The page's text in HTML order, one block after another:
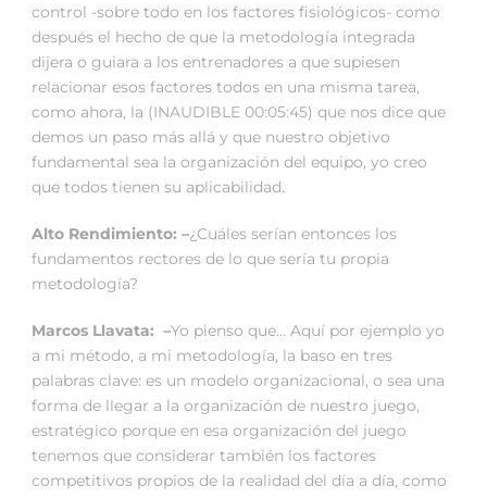
control -sobre todo en los factores fisiológicos- como
después el hecho de que la metodología integrada
dijera o guiara a los entrenadores a que supiesen
relacionar esos factores todos en una misma tarea,
como ahora, la (INAUDIBLE 00:05:45) que nos dice que
demos un paso más allá y que nuestro objetivo
fundamental sea la organización del equipo, yo creo
que todos tienen su aplicabilidad.
Alto Rendimiento: –¿Cuáles serían entonces los
fundamentos rectores de lo que sería tu propia
metodología?
Marcos Llavata: –Yo pienso que… Aquí por ejemplo yo
a mi método, a mi metodología, la baso en tres
palabras clave: es un modelo organizacional, o sea una
forma de llegar a la organización de nuestro juego,
estratégico porque en esa organización del juego
tenemos que considerar también los factores
competitivos propios de la realidad del día a día, como